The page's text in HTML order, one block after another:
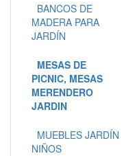
BANCOS DE
MADERA PARA
JARDÍN
MESAS DE
PICNIC, MESAS
MERENDERO
JARDIN
MUEBLES JARDÍN
NIÑOS